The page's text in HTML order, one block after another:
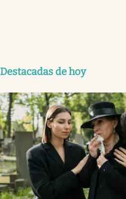
Destacadas de hoy